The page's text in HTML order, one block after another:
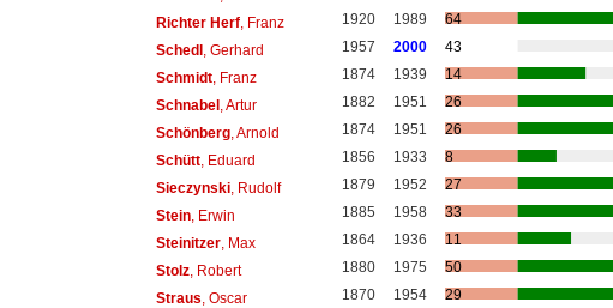
Richter Herf, Franz 1920 1989
64
Schedl, Gerhard 1957 2000
43
Schmidt, Franz 1874 1939
14
Schnabel, Artur 1882 1951
26
Schönberg, Arnold 1874 1951
26
Schütt, Eduard 1856 1933
8
Sieczynski, Rudolf 1879 1952
27
Stein, Erwin 1885 1958
33
Steinitzer, Max 1864 1936
11
Stolz, Robert 1880 1975
50
Straus , Oscar 1870 1954
29